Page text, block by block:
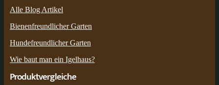
Alle Blog Artikel
Bienenfreundlicher Garten
Hundefreundlicher Garten
Wie baut man ein Igelhaus?
Produktvergleiche